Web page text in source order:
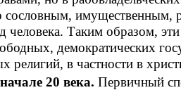
сословным,
Таким образом,
демократических
в частности в
20 века. Первичный